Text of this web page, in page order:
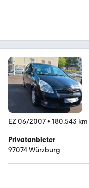
EZ 06/2007• 180.543 km
Privatanbieter
97074 Würzburg